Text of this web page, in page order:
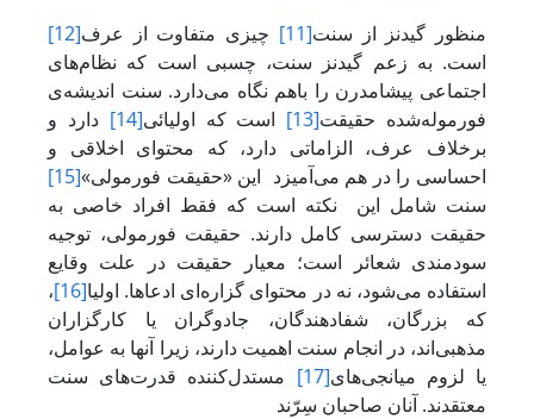
منظور گیدنز از سنت[11] چیزی متفاوت از عرف[12]
است. به زعم گیدنز سنت، چسبی است که نظام‌های
اجتماعی پیشامدرن را باهم نگاه می‌دارد. سنت اندیشه‌ی
فورموله‌شده حقیقت[13] است که اولیائی[14]
دارد و
برخلاف عرف، الزاماتی دارد، که محتوای اخلاقی و
احساسی را در هم می‌آمیزد این «حقیقت فورمولی»[15]
سنت شامل این نکته است که فقط افراد خاصی به
حقیقت دسترسی کامل دارند. حقیقت فورمولی، توجیه
سودمندی شعائر است؛ معیار حقیقت در علت وقایع
استفاده می‌شود، نه در محتوای گزاره‌ای ادعاها. اولیا[16]
،
که بزرگان، شفادهندگان، جادوگران یا کارگزاران
مذهبی‌اند، در انجام سنت اهمیت دارند، زیرا آنها به عوامل،
یا لزوم میانجی‌های[17]
مستدل‌کننده قدرت‌های سنت
معتقدند. آنان صاحبان سِرّند